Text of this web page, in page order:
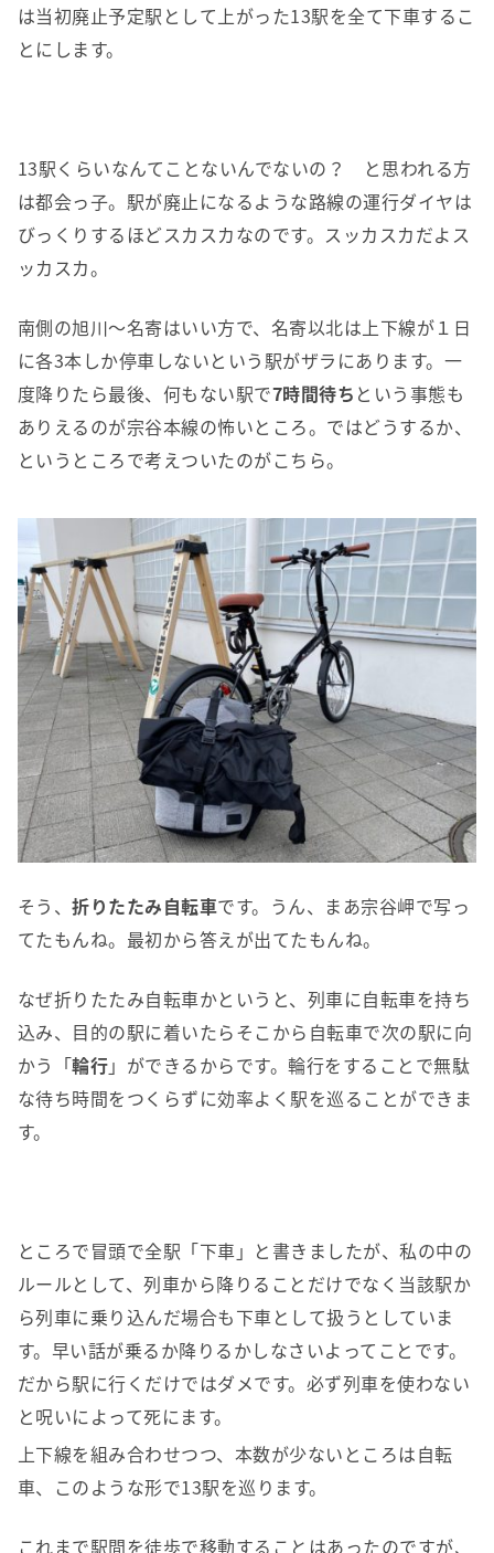
は当初廃止予定駅として上がった13駅を全て下車するこ
とにします。
13駅くらいなんてことないんでないの？ と思われる方
は都会っ子。駅が廃止になるような路線の運行ダイヤは
びっくりするほどスカスカなのです。スッカスカだよス
ッカスカ。
南側の旭川〜名寄はいい方で、名寄以北は上下線が１日
に各3本しか停車しないという駅がザラにあります。一
度降りたら最後、何もない駅で7時間待ち という事態も
ありえるのが宗谷本線の怖いところ。ではどうするか、
というところで考えついたのがこちら。
そう、折りたたみ自転車です。うん、まあ宗谷岬で写っ
てたもんね。最初から答えが出てたもんね。
なぜ折りたたみ自転車かというと、列車に自転車を持ち
込み、目的の駅に着いたらそこから自転車で次の駅に向
かう「輪行」ができるからです。輪行をすることで無駄
な待ち時間をつくらずに効率よく駅を巡ることができま
す。
ところで冒頭で全駅「下車」と書きましたが、私の中の
ルールとして、列車から降りることだけでなく当該駅か
ら列車に乗り込んだ場合も下車として扱うとしていま
す。早い話が乗るか降りるかしなさいよってことです。
だから駅に行くだけではダメです。必ず列車を使わない
と呪いによって死にます。
上下線を組み合わせつつ、本数が少ないところは自転
車、このような形で13駅を巡ります。
これまで駅間を徒歩で移動することはあったのですが、